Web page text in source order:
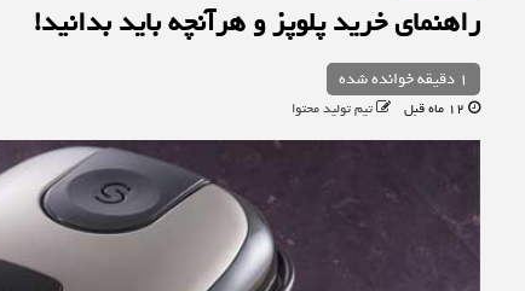
راهنمای خرید پلوپز و هرآنچه باید بدانید!
1 دقیقه خوانده شده
تیم تولید محتوا